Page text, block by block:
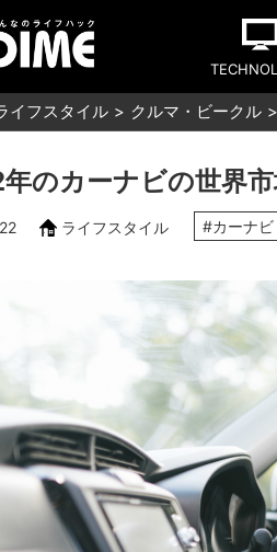
イフスタイル クルマ・ビークル
のカーナビの世界
ライフスタイル #カーナビ